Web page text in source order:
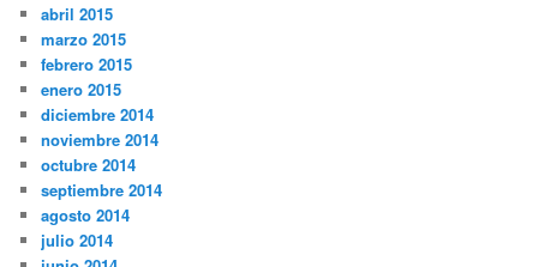
abril 2015
marzo 2015
febrero 2015
enero 2015
diciembre 2014
noviembre 2014
octubre 2014
septiembre 2014
agosto 2014
julio 2014